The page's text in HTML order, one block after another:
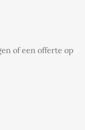
of een offerte op